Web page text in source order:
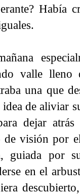
Había
valle lleno
una que
idea de aliviar
dejar
de visión por
guiada por
en el